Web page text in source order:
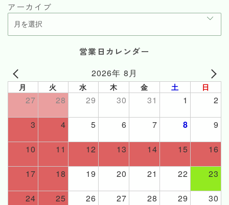
アーカイブ
営業日カレンダー
2026年 8月
月 火 水 木 金 土 日
27 28 29 30 31 1 2
3 4 5 6 7 8 9
10 11 12 13 14 15 16
17 18 19 20 21 22 23
24 25 26 27 28 29 30